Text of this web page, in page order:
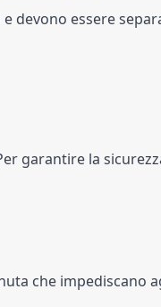
devono essere
garantire la
che impediscano